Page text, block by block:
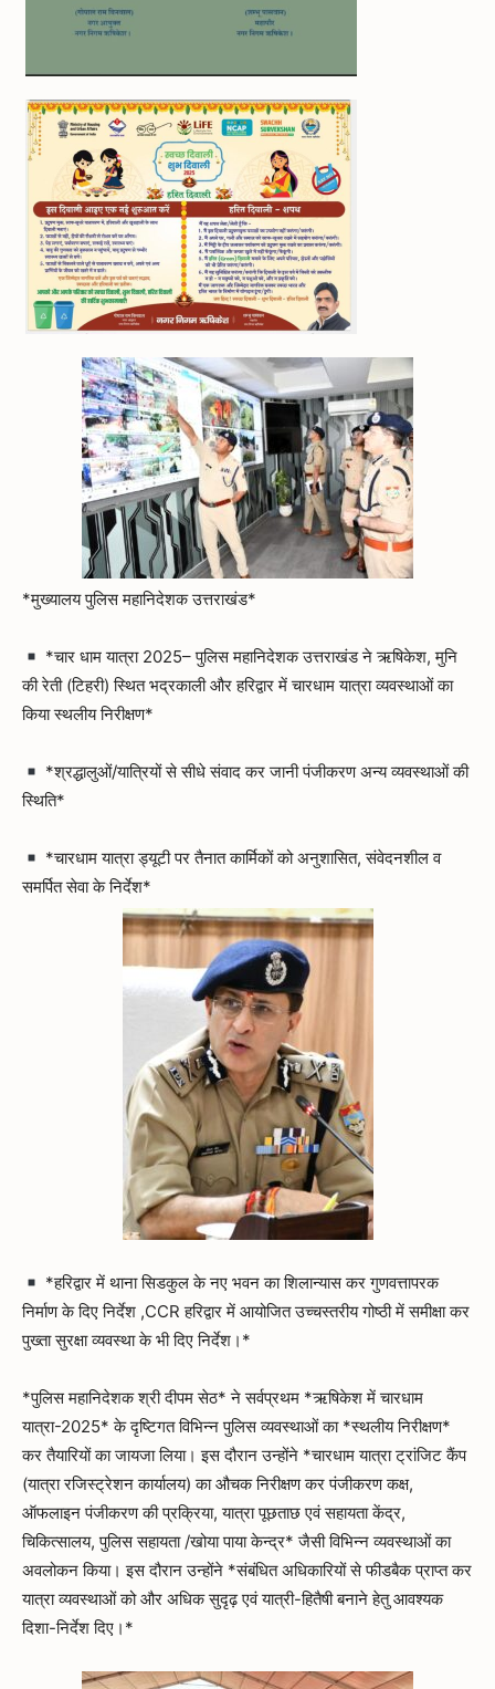
*मुख्यालय पुलिस महानिदेशक उत्तराखंड*
*चार धाम यात्रा 2025– पुलिस महानिदेशक उत्तराखंड ने ऋषिकेश, मुनि
की रेती (टिहरी) स्थित भद्रकाली और हरिद्वार में चारधाम यात्रा व्यवस्थाओं का
किया स्थलीय निरीक्षण*
*श्रद्धालुओं/यात्रियों से सीधे संवाद कर जानी पंजीकरण अन्य व्यवस्थाओं की
स्थिति*
*चारधाम यात्रा ड्यूटी पर तैनात कार्मिकों को अनुशासित, संवेदनशील व
समर्पित सेवा के निर्देश*
*हरिद्वार में थाना सिडकुल के नए भवन का शिलान्यास कर गुणवत्तापरक
निर्माण के दिए निर्देश ,CCR हरिद्वार में आयोजित उच्चस्तरीय गोष्ठी में समीक्षा कर
पुख्ता सुरक्षा व्यवस्था के भी दिए निर्देश।*
*पुलिस महानिदेशक श्री दीपम सेठ* ने सर्वप्रथम *ऋषिकेश में चारधाम
यात्रा-2025* के दृष्टिगत विभिन्न पुलिस व्यवस्थाओं का *स्थलीय निरीक्षण*
कर तैयारियों का जायजा लिया। इस दौरान उन्होंने *चारधाम यात्रा ट्रांजिट कैंप
(यात्रा रजिस्ट्रेशन कार्यालय) का औचक निरीक्षण कर पंजीकरण कक्ष,
ऑफलाइन पंजीकरण की प्रक्रिया, यात्रा पूछताछ एवं सहायता केंद्र,
चिकित्सालय, पुलिस सहायता /खोया पाया केन्द्र* जैसी विभिन्न व्यवस्थाओं का
अवलोकन किया। इस दौरान उन्होंने *संबंधित अधिकारियों से फीडबैक प्राप्त कर
यात्रा व्यवस्थाओं को और अधिक सुदृढ़ एवं यात्री-हितैषी बनाने हेतु आवश्यक
दिशा-निर्देश दिए।*